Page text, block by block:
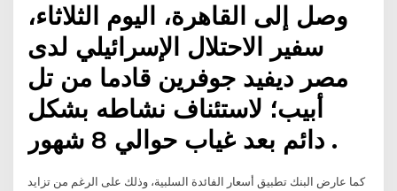
وصل إلى القاهرة، اليوم الثلاثاء،
سفير الاحتلال الإسرائيلي لدى
مصر ديفيد جوفرين قادما من تل
أبيب؛ لاستئناف نشاطه بشكل
دائم بعد غياب حوالي 8 شهور .
كما عارض البنك تطبيق أسعار الفائدة السلبية، وذلك على الرغم من تزايد